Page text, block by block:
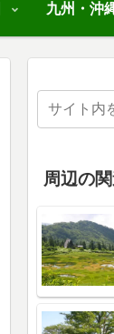
九州・沖
周辺の